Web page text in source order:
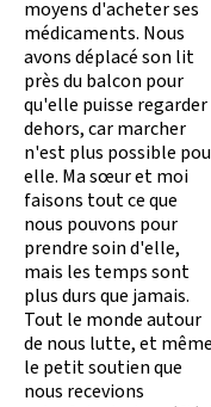
moyens d'acheter ses
médicaments. Nous
avons déplacé son lit
près du balcon pour
qu'elle puisse regarder
dehors, car marcher
n'est plus possible
elle. Ma sœur et moi
faisons tout ce que
nous pouvons pour
prendre soin d'elle,
mais les temps sont
plus durs que jamais.
Tout le monde autour
de nous lutte, et même
le petit soutien que
nous recevions